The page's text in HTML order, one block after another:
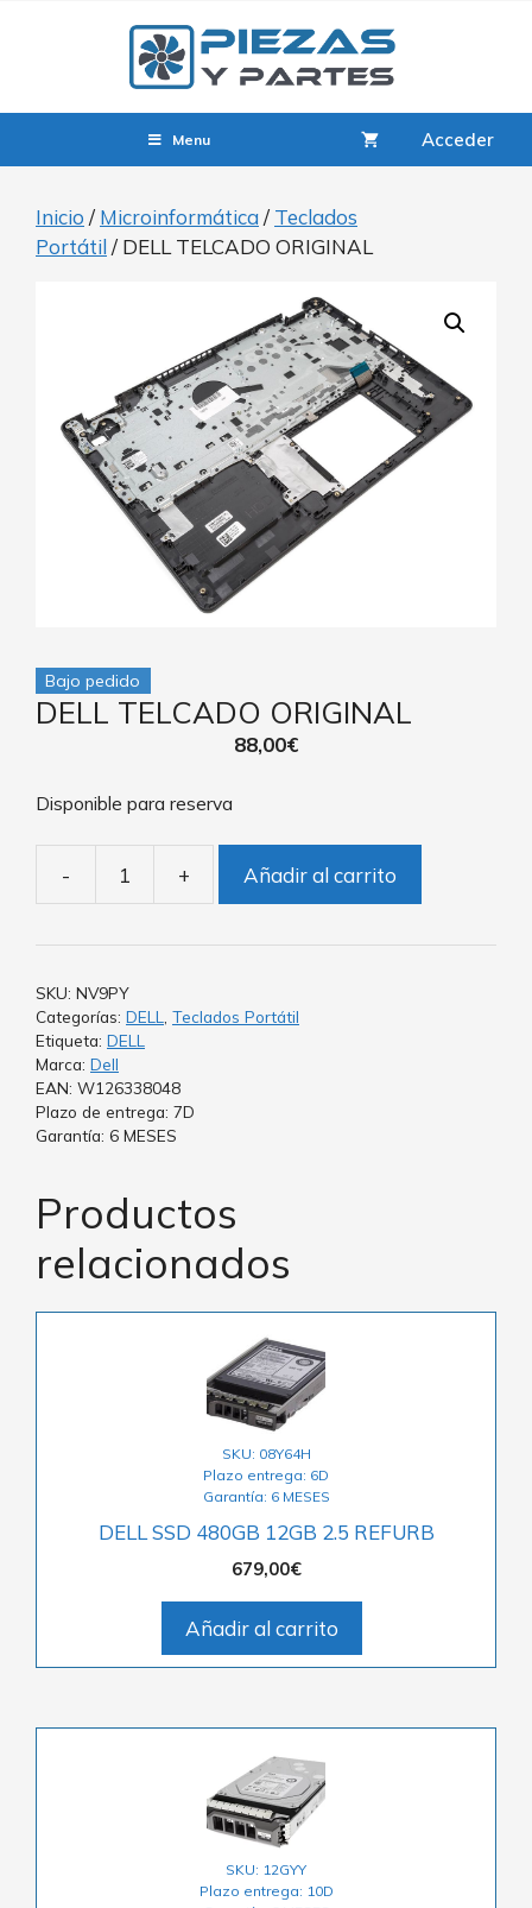
Menu Acceder
Inicio / Microinformática/ Teclados
Portátil/ DELL TELCADO ORIGINAL
Bajo pedido
DELL TELCADO ORIGINAL
88,00€
Disponible para reserva
- + Añadir al carrito
SKU: NV9PY
Categorías: DELL
Teclados Portátil
Etiqueta: DELL
Marca: Dell
EAN: W126338048
Plazo de entrega: 7D
Garantía: 6 MESES
Productos
relacionados
SKU: 08Y64H
Plazo entrega: 6D
Garantía: 6 MESES
DELL SSD 480GB 12GB 2.5 REFURB
679,00€
Añadir al carrito
SKU: 12GYY
Plazo entrega: 10D